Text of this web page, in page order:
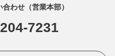
わせ（営業本部）
7231